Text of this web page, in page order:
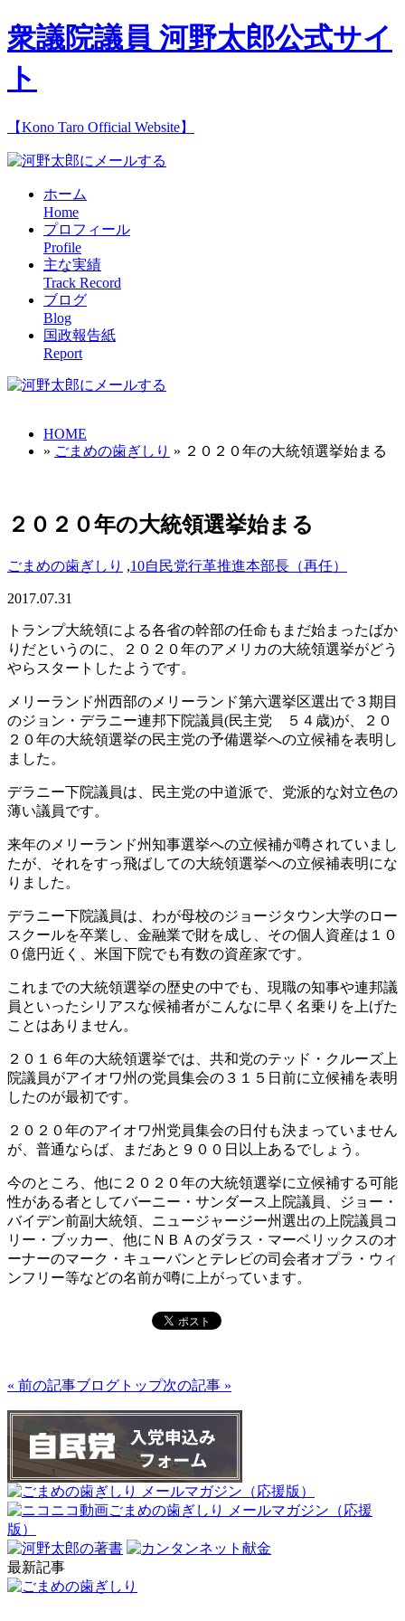
衆議院議員 河野太郎公式サイ
ト
【Kono Taro Official Website】
ホーム
Home
プロフィール
Profile
主な実績
Track Record
ブログ
Blog
国政報告紙
Report
HOME
» ごまめの歯ぎしり » ２０２０年の大統領選挙始まる
２０２０年の大統領選挙始まる
ごまめの歯ぎしり ,10自民党行革推進本部長（再任）
2017.07.31
トランプ大統領による各省の幹部の任命もまだ始まったばか
りだというのに、２０２０年のアメリカの大統領選挙がどう
やらスタートしたようです。
メリーランド州西部のメリーランド第六選挙区選出で３期目
のジョン・デラニー連邦下院議員(民主党 ５４歳)が、２０
２０年の大統領選挙の民主党の予備選挙への立候補を表明し
ました。
デラニー下院議員は、民主党の中道派で、党派的な対立色の
薄い議員です。
来年のメリーランド州知事選挙への立候補が噂されていまし
たが、それをすっ飛ばしての大統領選挙への立候補表明にな
りました。
デラニー下院議員は、わが母校のジョージタウン大学のロー
スクールを卒業し、金融業で財を成し、その個人資産は１０
０億円近く、米国下院でも有数の資産家です。
これまでの大統領選挙の歴史の中でも、現職の知事や連邦議
員といったシリアスな候補者がこんなに早く名乗りを上げた
ことはありません。
２０１６年の大統領選挙では、共和党のテッド・クルーズ上
院議員がアイオワ州の党員集会の３１５日前に立候補を表明
したのが最初です。
２０２０年のアイオワ州党員集会の日付も決まっていません
が、普通ならば、まだあと９００日以上あるでしょう。
今のところ、他に２０２０年の大統領選挙に立候補する可能
性がある者としてバーニー・サンダース上院議員、ジョー・
バイデン前副大統領、ニュージャージー州選出の上院議員コ
リー・ブッカー、他にＮＢＡのダラス・マーベリックスのオ
ーナーのマーク・キューバンとテレビの司会者オプラ・ウィ
ンフリー等などの名前が噂に上がっています。
« 前の記事ブログトップ次の記事 »
最新記事